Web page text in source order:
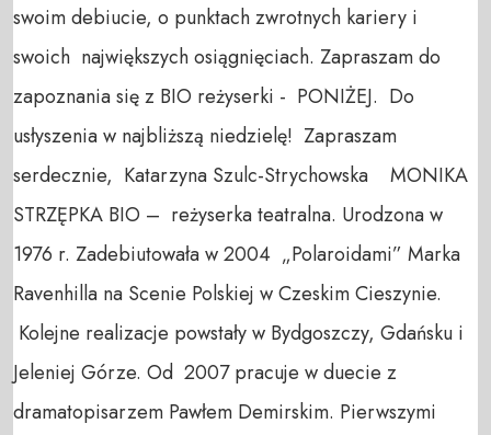
swoim debiucie, o punktach zwrotnych kariery i
swoich największych osiągnięciach. Zapraszam do
zapoznania się z BIO reżyserki - PONIŻEJ. Do
usłyszenia w najbliższą niedzielę! Zapraszam
serdecznie, Katarzyna Szulc-Strychowska MONIKA
STRZĘPKA BIO – reżyserka teatralna. Urodzona w
1976 r. Zadebiutowała w 2004 „Polaroidami” Marka
Ravenhilla na Scenie Polskiej w Czeskim Cieszynie.
Kolejne realizacje powstały w Bydgoszczy, Gdańsku i
Jeleniej Górze. Od 2007 pracuje w duecie z
dramatopisarzem Pawłem Demirskim. Pierwszymi